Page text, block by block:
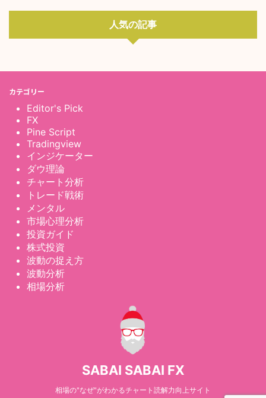
人気の記事
カテゴリー
Editor's Pick
FX
Pine Script
Tradingview
インジケーター
ダウ理論
チャート分析
トレード戦術
メンタル
市場心理分析
投資ガイド
株式投資
波動の捉え方
波動分析
相場分析
SABAI SABAI FX
相場の"なぜ"がわかるチャート読解力向上サイト